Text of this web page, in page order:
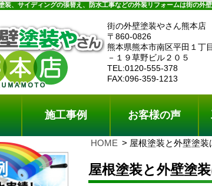
装、サイディングの張替え、防水工事などの外装リフォームは街の外壁
街の外壁塗装やさん熊本店
〒860-0826
熊本県熊本市南区平田１丁
－１９草野ビル２０５
TEL:0120-555-378
FAX:096-359-1213
施工事例 お客様の声
HOME 屋根塗装と外壁塗
屋根塗装と外壁塗